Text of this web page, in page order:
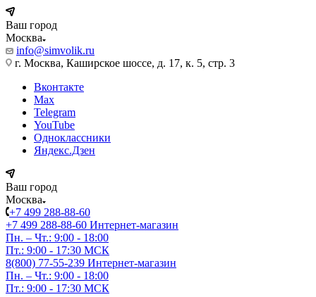
Ваш город
Москва
info@simvolik.ru
г. Москва, Каширское шоссе, д. 17, к. 5, стр. 3
Вконтакте
Max
Telegram
YouTube
Одноклассники
Яндекс.Дзен
Ваш город
Москва
+7 499 288-88-60
+7 499 288-88-60 Интернет-магазин
Пн. – Чт.: 9:00 - 18:00
Пт.: 9:00 - 17:30 МСК
8(800) 77-55-239 Интернет-магазин
Пн. – Чт.: 9:00 - 18:00
Пт.: 9:00 - 17:30 МСК